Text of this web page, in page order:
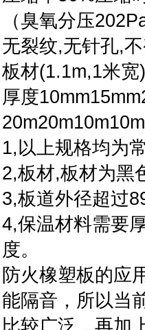
（臭氧分压
无裂纹,无针孔,
板材(1.1m,1米
厚度
1,以上规格均为
2,板材,板材为黑
3,板道外径超过
4,保温材料需要
度。
防火橡塑板的应
能隔音，所以当
比较广泛，再加